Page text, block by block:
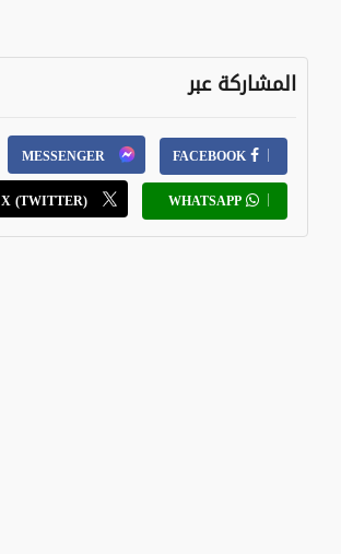
المشاركة عبر
FACEBOOK
MESSENGER
WHATSAPP
X (TWITTER)